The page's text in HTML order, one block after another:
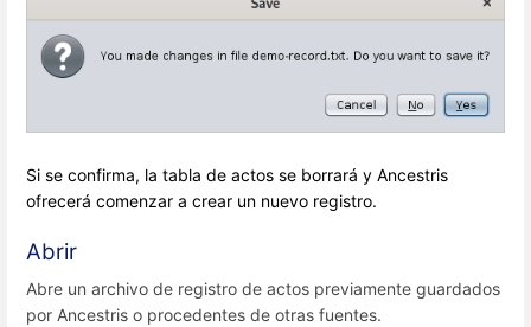
Si se confirma, la tabla de actos se borrará y Ancestris
ofrecerá comenzar a crear un nuevo registro.
Abrir
Abre un archivo de registro de actos previamente guardados
por Ancestris o procedentes de otras fuentes.